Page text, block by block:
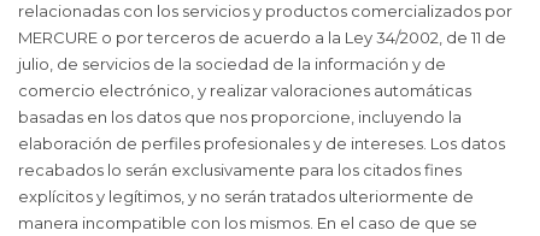
relacionadas con los servicios y productos comercializados por
MERCURE o por terceros de acuerdo a la Ley 34/2002, de 11 de
julio, de servicios de la sociedad de la información y de
comercio electrónico, y realizar valoraciones automáticas
basadas en los datos que nos proporcione, incluyendo la
elaboración de perfiles profesionales y de intereses. Los datos
recabados lo serán exclusivamente para los citados fines
explícitos y legítimos, y no serán tratados ulteriormente de
manera incompatible con los mismos. En el caso de que se